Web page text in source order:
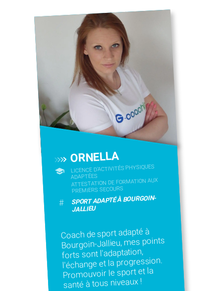
ORNELLA
LICENCE D’ACTIVITÉS PHYSIQUES
ADAPTÉES
ATTESTATION DE FORMATION AUX
PREMIERS SECOURS
# SPORT ADAPTÉ À BOURGOIN-
JALLIEU
Coach de sport adapté à
Bourgoin-Jallieu, mes points
forts sont l'adaptation,
l'échange et la progression.
Promouvoir le sport et la
santé à tous niveaux !